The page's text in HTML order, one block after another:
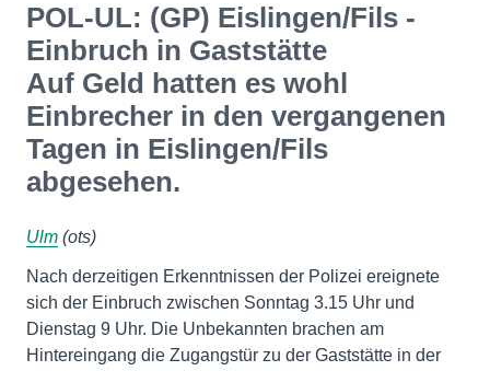
POL-UL: (GP) Eislingen/Fils -
Einbruch in Gaststätte
Auf Geld hatten es wohl
Einbrecher in den vergangenen
Tagen in Eislingen/Fils
abgesehen.
Ulm (ots)
Nach derzeitigen Erkenntnissen der Polizei ereignete
sich der Einbruch zwischen Sonntag 3.15 Uhr und
Dienstag 9 Uhr. Die Unbekannten brachen am
Hintereingang die Zugangstür zu der Gaststätte in der